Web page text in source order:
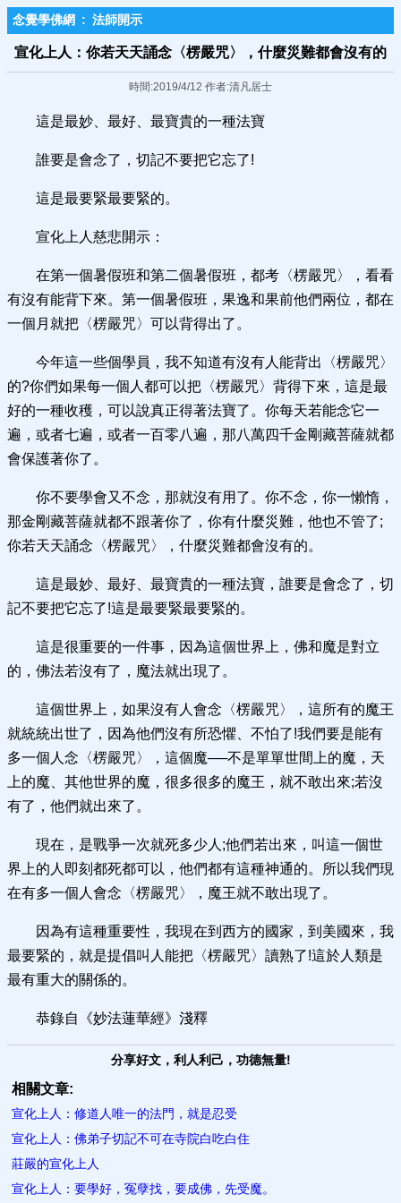
念覺學佛網 : 法師開示
宣化上人：你若天天誦念〈楞嚴咒〉，什麼災難都會沒有的
時間:2019/4/12 作者:清凡居士
這是最妙、最好、最寶貴的一種法寶
誰要是會念了，切記不要把它忘了!
這是最要緊最要緊的。
宣化上人慈悲開示：
在第一個暑假班和第二個暑假班，都考〈楞嚴咒〉，看看
有沒有能背下來。第一個暑假班，果逸和果前他們兩位，都在
一個月就把〈楞嚴咒〉可以背得出了。
今年這一些個學員，我不知道有沒有人能背出〈楞嚴咒〉
的?你們如果每一個人都可以把〈楞嚴咒〉背得下來，這是最
好的一種收穫，可以說真正得著法寶了。你每天若能念它一
遍，或者七遍，或者一百零八遍，那八萬四千金剛藏菩薩就都
會保護著你了。
你不要學會又不念，那就沒有用了。你不念，你一懶惰，
那金剛藏菩薩就都不跟著你了，你有什麼災難，他也不管了;
你若天天誦念〈楞嚴咒〉，什麼災難都會沒有的。
這是最妙、最好、最寶貴的一種法寶，誰要是會念了，切
記不要把它忘了!這是最要緊最要緊的。
這是很重要的一件事，因為這個世界上，佛和魔是對立
的，佛法若沒有了，魔法就出現了。
這個世界上，如果沒有人會念〈楞嚴咒〉，這所有的魔王
就統統出世了，因為他們沒有所恐懼、不怕了!我們要是能有
多一個人念〈楞嚴咒〉，這個魔──不是單單世間上的魔，天
上的魔、其他世界的魔，很多很多的魔王，就不敢出來;若沒
有了，他們就出來了。
現在，是戰爭一次就死多少人;他們若出來，叫這一個世
界上的人即刻都死都可以，他們都有這種神通的。所以我們現
在有多一個人會念〈楞嚴咒〉，魔王就不敢出現了。
因為有這種重要性，我現在到西方的國家，到美國來，我
最要緊的，就是提倡叫人能把〈楞嚴咒〉讀熟了!這於人類是
最有重大的關係的。
恭錄自《妙法蓮華經》淺釋
分享好文，利人利己，功德無量!
相關文章:
宣化上人：修道人唯一的法門，就是忍受
宣化上人：佛弟子切記不可在寺院白吃白住
莊嚴的宣化上人
宣化上人：要學好，冤孽找，要成佛，先受魔。